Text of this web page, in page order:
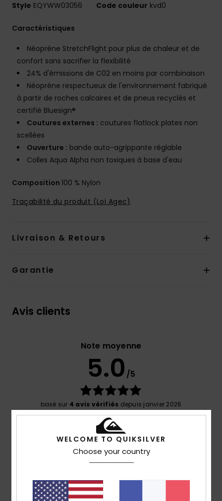
Style EQYWW03056 Code couleur kvd0
Caractéristiques
Néoprène StretchFlight pour plus de chaleur et de
confort sans sacrifier la flexibilité
24% d'émissions de C02 en moins par combinaison
Néoprène respectueux de l'environnement fabriqué
à partir de roches calcaires et de pneus recyclés et
certifié Bluesign®
Coutures externes : coutures flatlock plates non
scellées
Ouverture : bande auto-agrippante réglable
Colles Aqua Alpha non toxiques à base d'eau
Composition 100 % Nylon
Traçabilité du produit (Loi Agec)
Livraison & Retours
Garantie
Avis clients
Note moyenne
5.0 /5
basé sur 4 avis vérifiés depuis janvier 2026
100% de nos clients recommandent ce produit
Confort
Rapport qualité / prix
Taille
Trop petit Trop grand
Matière
WELCOME TO QUIKSILVER
Choose your country